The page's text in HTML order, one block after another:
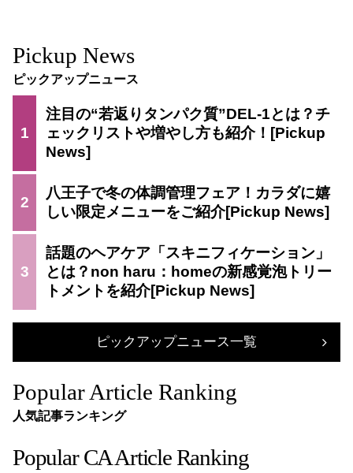
Pickup News
ピックアップニュース
1
注目の“若返りタンパク質”DEL-1とは？チ
ェックリストや増やし方も紹介！
2
八王子で冬の体調管理フェア！カラダに嬉
しい限定メニューをご紹介
3
話題のヘアケア「スキニフィケーション」
とは？non haru：homeの新感覚泡トリー
トメントを紹介
ピックアップニュース一覧
Popular Article Ranking
人気記事ランキング
Popular CA Article Ranking